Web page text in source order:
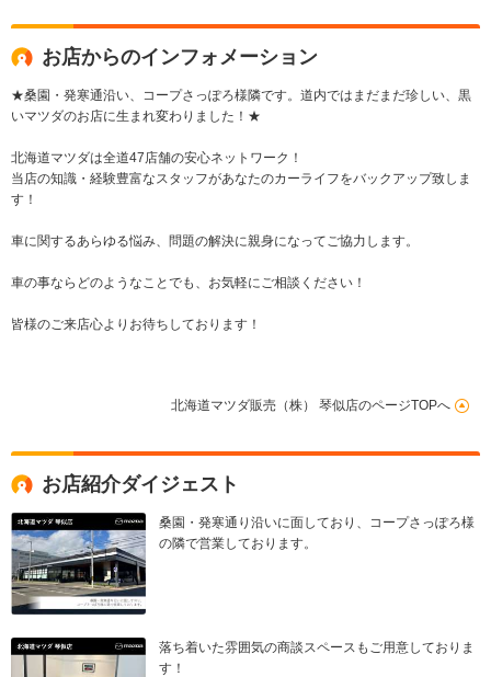
お店からのインフォメーション
★桑園・発寒通沿い、コープさっぽろ様隣です。道内ではまだまだ珍しい、黒
いマツダのお店に生まれ変わりました！★
北海道マツダは全道47店舗の安心ネットワーク！
当店の知識・経験豊富なスタッフがあなたのカーライフをバックアップ致しま
す！
車に関するあらゆる悩み、問題の解決に親身になってご協力します。
車の事ならどのようなことでも、お気軽にご相談ください！
皆様のご来店心よりお待ちしております！
北海道マツダ販売（株） 琴似店のページTOPへ
お店紹介ダイジェスト
桑園・発寒通り沿いに面しており、コープさっぽろ様
の隣で営業しております。
落ち着いた雰囲気の商談スペースもご用意しておりま
す！